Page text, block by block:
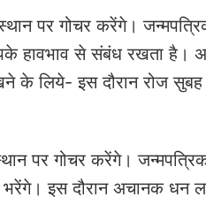
पर गोचर करेंगे।
हावभाव से संबंध रखता है।
के लिये- इस दौरान रोज
पर गोचर करेंगे।
इस दौरान अचानक धन